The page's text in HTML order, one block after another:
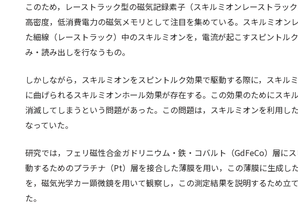
このため，レーストラック型の磁気記録素子（スキルミオンレーストラッ
高密度，低消費電力の磁気メモリとして注目を集めている。スキルミオン
た細線（レーストラック）中のスキルミオンを，電流が起こすスピントル
み・読み出しを行なうもの。
しかしながら，スキルミオンをスピントルク効果で駆動する際に，スキル
に曲げられるスキルミオンホール効果が存在する。この効果のためにスキ
消滅してしまうという問題があった。この問題は，スキルミオンを利用し
なっていた。
研究では，フェリ磁性合金ガドリニウム・鉄・コバルト（GdFeCo）層に
動するためのプラチナ（Pt）層を接合した薄膜を用い，この薄膜に生成し
を，磁気光学カー顕微鏡を用いて観察し，この測定結果を説明するため立
た。